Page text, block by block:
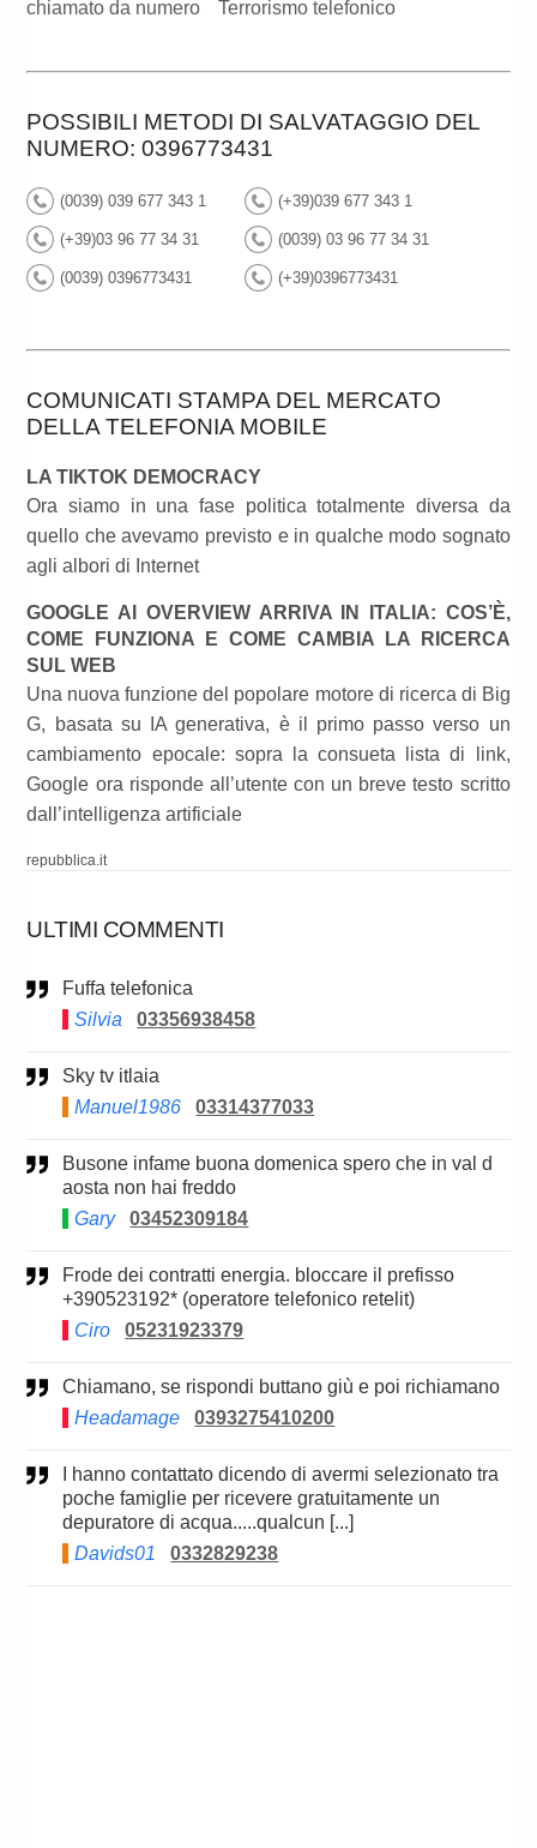
chiamato da numero Terrorismo telefonico
POSSIBILI METODI DI SALVATAGGIO DEL
NUMERO: 0396773431
(0039) 039 677 343 1 (+39)039 677 343 1
(+39)03 96 77 34 31 (0039) 03 96 77 34 31
(0039) 0396773431 (+39)0396773431
COMUNICATI STAMPA DEL MERCATO
DELLA TELEFONIA MOBILE
LA TIKTOK DEMOCRACY
Ora siamo in una fase politica totalmente diversa da
quello che avevamo previsto e in qualche modo sognato
agli albori di Internet
GOOGLE AI OVERVIEW ARRIVA IN ITALIA: COS’È,
COME FUNZIONA E COME CAMBIA LA RICERCA
SUL WEB
Una nuova funzione del popolare motore di ricerca di Big
G, basata su IA generativa, è il primo passo verso un
cambiamento epocale: sopra la consueta lista di link,
Google ora risponde all’utente con un breve testo scritto
dall’intelligenza artificiale
repubblica.it
ULTIMI COMMENTI
Fuffa telefonica
Silvia
03356938458
Sky tv itlaia
Manuel1986
03314377033
Busone infame buona domenica spero che in val d
aosta non hai freddo
Gary
03452309184
Frode dei contratti energia. bloccare il prefisso
+390523192* (operatore telefonico retelit)
Ciro
05231923379
Chiamano, se rispondi buttano giù e poi richiamano
Headamage
0393275410200
poche famiglie per ricevere gratuitamente un
depuratore di acqua.....qualcun [...]
Davids01
0332829238